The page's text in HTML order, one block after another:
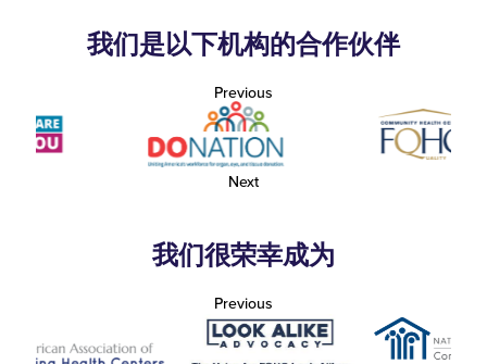
我们是以下机构的合作伙伴
Previous
Next
我们很荣幸成为
Previous